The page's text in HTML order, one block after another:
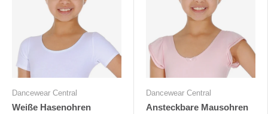
Dancewear Central
Weiße Hasenohren
Dancewear Central
Ansteckbare Mausohren